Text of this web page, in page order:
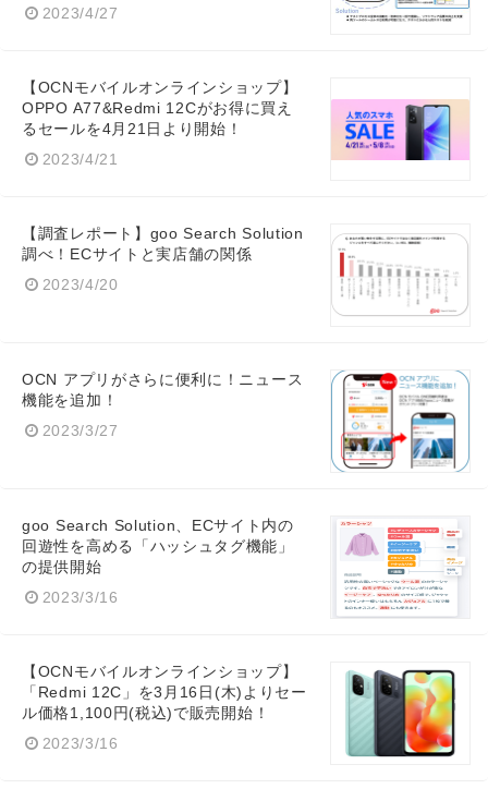
2023/4/27
【OCNモバイルオンラインショップ】
OPPO A77&Redmi 12Cがお得に買え
るセールを4月21日より開始！
2023/4/21
【調査レポート】goo Search Solution
調べ！ECサイトと実店舗の関係
2023/4/20
OCN アプリがさらに便利に！ニュース
機能を追加！
2023/3/27
goo Search Solution、ECサイト内の
回遊性を高める「ハッシュタグ機能」
の提供開始
2023/3/16
【OCNモバイルオンラインショップ】
「Redmi 12C」を3月16日(木)よりセー
ル価格1,100円(税込)で販売開始！
2023/3/16